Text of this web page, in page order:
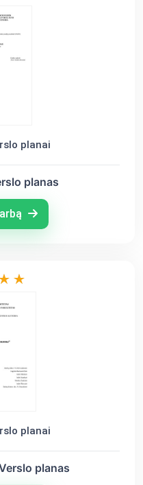
planai
planas
planai
planas